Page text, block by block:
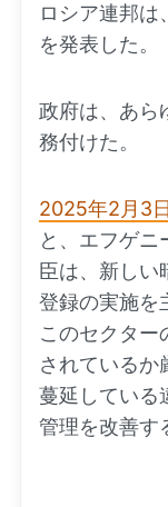
ロシア連邦
を発表した。
政府は、あら
務付けた。
2025年2月3
と、エフゲニ
臣は、新しい
登録の実施を
このセクター
されているか
蔓延している
管理を改善す